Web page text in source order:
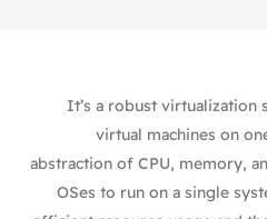
It’s a robust
virtual machines on
abstraction of CPU, memory,
OSes to run on a single